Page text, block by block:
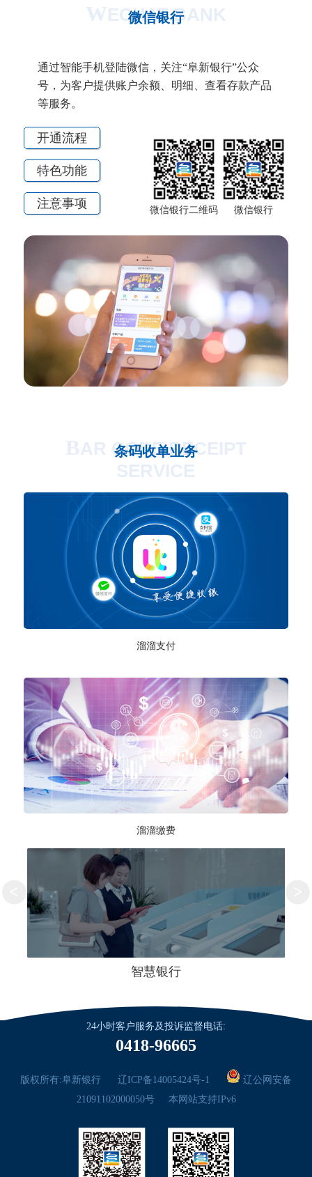
微信银行
WECHAT BANK
通过智能手机登陆微信，关注“阜新银行”公众
号，为客户提供账户余额、明细、查看存款产品
等服务。
开通流程
特色功能
注意事项 微信银行二维码 微信银行
条码收单业务
BAR CODE RECEIPT
SERVICE
溜溜支付
溜溜缴费
智慧银行
24小时客户服务及投诉监督电话:
0418-96665
版权所有:阜新银行 辽ICP备14005424号-1
辽公网安备
21091102000050号
本网站支持IPv6